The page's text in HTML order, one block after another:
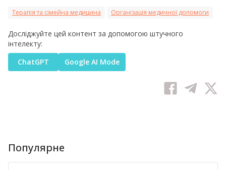
Терапія та сімейна медицина Організація медичної допомоги
Досліджуйте цей контент за допомогою штучного
інтелекту:
ChatGPT
Google AI Mode
Популярне